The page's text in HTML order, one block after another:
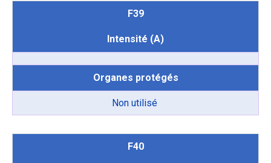
F39
Intensité (A)
Organes protégés
Non utilisé
F40